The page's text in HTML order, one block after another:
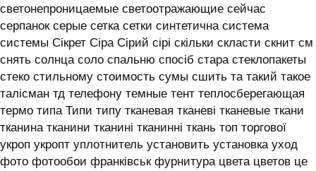
светонепроницаемые светоотражающие сейчас
серпанок серые сетка сетки синтетична система
системы ‎Сікрет Сіра Сірий сірі скільки скласти скнит см
снять солнца соло спальню спосіб стара стеклопакеты
стеко стильному стоимость сумы сшить та такий такое
талісман тд телефону темные тент теплосберегающая
термо типа Типи типу тканевая тканеві тканевые ткани
тканина тканини тканині тканинні ткань топ торгової
укроп укропт уплотнитель установить установка уход
фото фотообои франківськ фурнитура цвета цветов це